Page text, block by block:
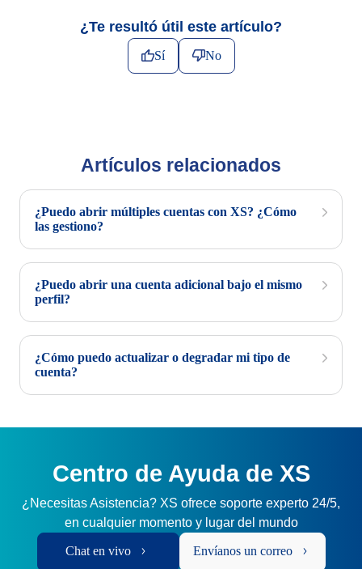
¿Te resultó útil este artículo?
Sí No
Artículos relacionados
¿Puedo abrir múltiples cuentas con XS? ¿Cómo
las gestiono?
¿Puedo abrir una cuenta adicional bajo el mismo
perfil?
¿Cómo puedo actualizar o degradar mi tipo de
cuenta?
Centro de Ayuda de XS
¿Necesitas Asistencia? XS ofrece soporte experto 24/5,
en cualquier momento y lugar del mundo
Chat en vivo Envíanos un correo